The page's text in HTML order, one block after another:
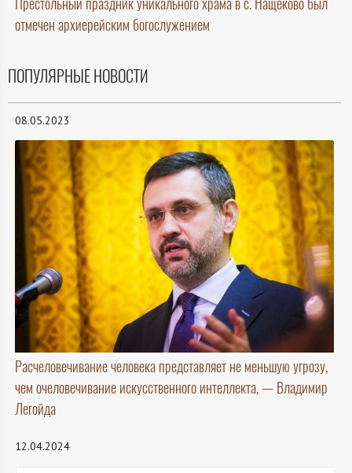
отмечен архиерейским богослужением
ПОПУЛЯРНЫЕ НОВОСТИ
08.05.2023
Расчеловечивание человека представляет не меньшую угрозу,
чем очеловечивание искусственного интеллекта, — Владимир
Легойда
12.04.2024